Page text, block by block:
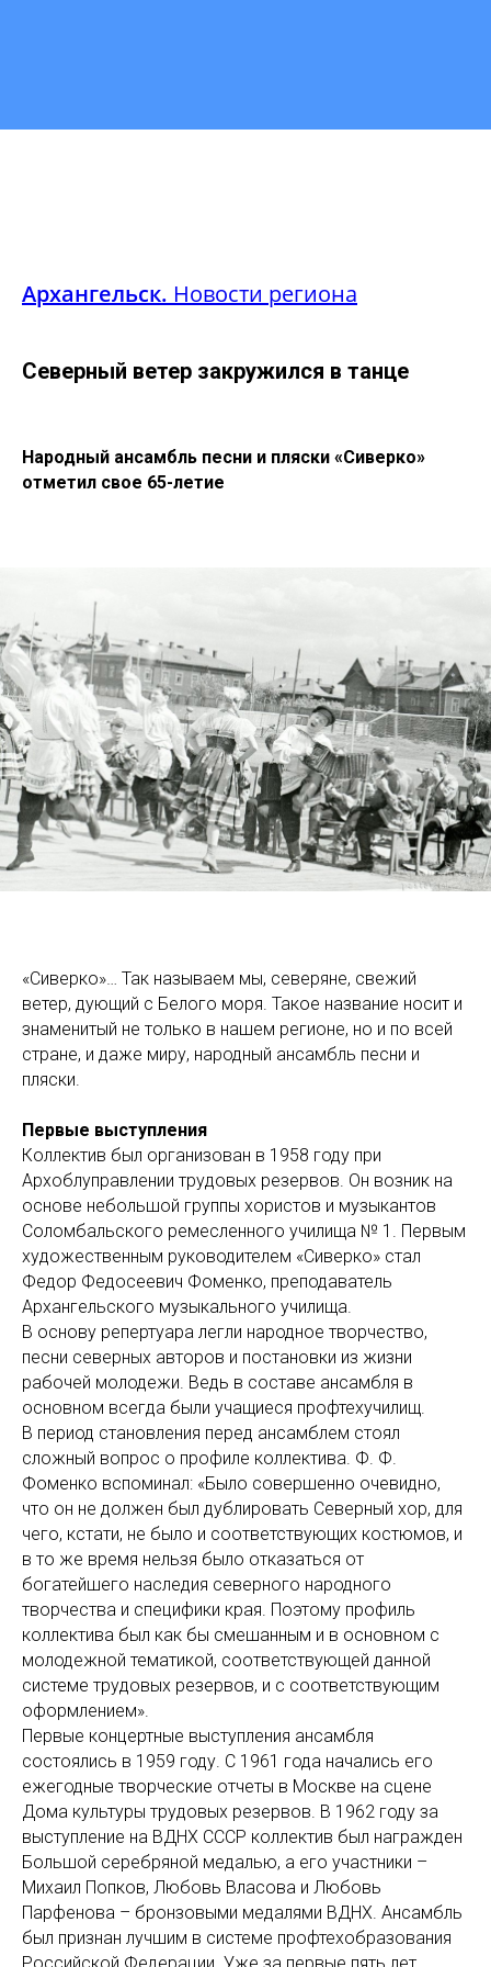
Архангельск. Новости региона
Северный ветер закружился в танце
Народный ансамбль песни и пляски «Сиверко»
отметил свое 65-летие
«Сиверко»… Так называем мы, северяне, свежий
ветер, дующий с Белого моря. Такое название носит и
знаменитый не только в нашем регионе, но и по всей
стране, и даже миру, народный ансамбль песни и
пляски.
Первые выступления
Коллектив был организован в 1958 году при
Архоблуправлении трудовых резервов. Он возник на
основе небольшой группы хористов и музыкантов
Соломбальского ремесленного училища № 1. Первым
художественным руководителем «Сиверко» стал
Федор Федосеевич Фоменко, преподаватель
Архангельского музыкального училища.
В основу репертуара легли народное творчество,
песни северных авторов и постановки из жизни
рабочей молодежи. Ведь в составе ансамбля в
основном всегда были учащиеся профтехучилищ.
В период становления перед ансамблем стоял
сложный вопрос о профиле коллектива. Ф. Ф.
Фоменко вспоминал: «Было совершенно очевидно,
что он не должен был дублировать Северный хор, для
чего, кстати, не было и соответствующих костюмов, и
в то же время нельзя было отказаться от
богатейшего наследия северного народного
творчества и специфики края. Поэтому профиль
коллектива был как бы смешанным и в основном с
молодежной тематикой, соответствующей данной
системе трудовых резервов, и с соответствующим
оформлением».
Первые концертные выступления ансамбля
состоялись в 1959 году. С 1961 года начались его
ежегодные творческие отчеты в Москве на сцене
Дома культуры трудовых резервов. В 1962 году за
выступление на ВДНХ СССР коллектив был награжден
Большой серебряной медалью, а его участники –
Михаил Попков, Любовь Власова и Любовь
Парфенова – бронзовыми медалями ВДНХ. Ансамбль
был признан лучшим в системе профтехобразования